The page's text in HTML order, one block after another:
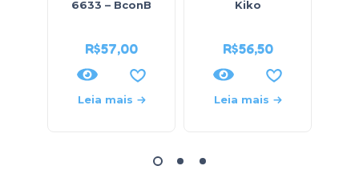
6633 – BconB
R$57,00
Leia mais
Kiko
R$56,50
Leia mais